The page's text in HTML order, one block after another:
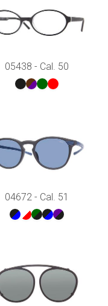
05438 - Cal. 50
04672 - Cal. 51